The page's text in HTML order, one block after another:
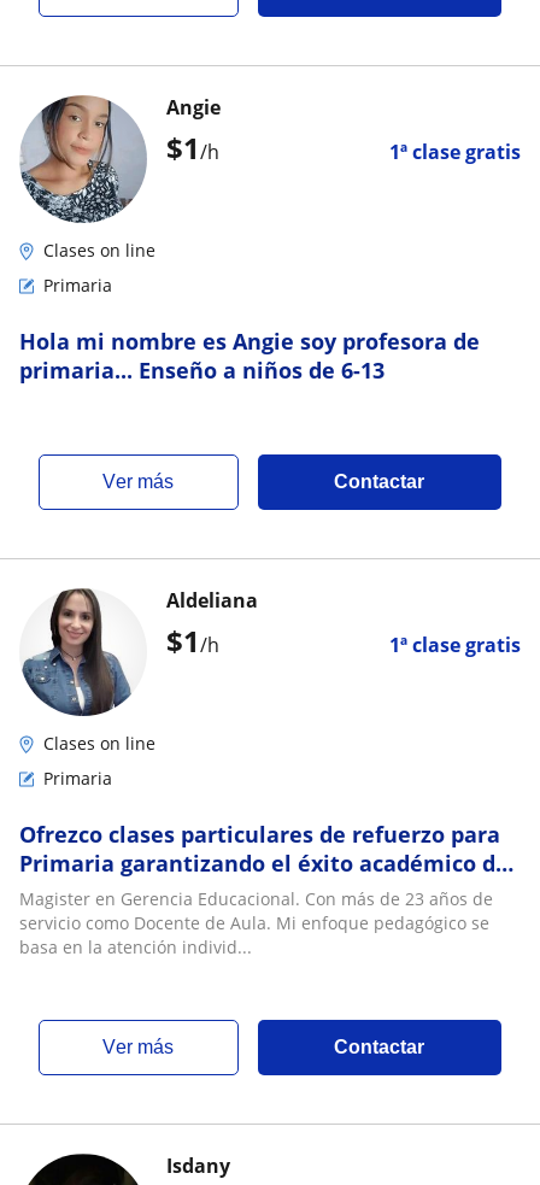
$1/h 1ª clase gratis
Angie
Clases on line
Primaria
Hola mi nombre es Angie soy profesora de
primaria... Enseño a niños de 6-13
ver más Contactar
$1/h 1ª clase gratis
Aldeliana
Clases on line
Primaria
Ofrezco clases particulares de refuerzo para
Primaria garantizando el éxito académico de
tu hijo/a
Magister en Gerencia Educacional. Con más de 23 años de
servicio como Docente de Aula. Mi enfoque pedagógico se
basa en la atención individ...
ver más Contactar
Isdany